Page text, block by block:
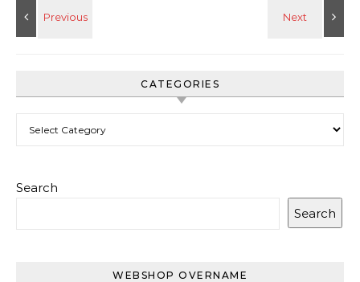
CATEGORIES
Search
Search
WEBSHOP OVERNAME